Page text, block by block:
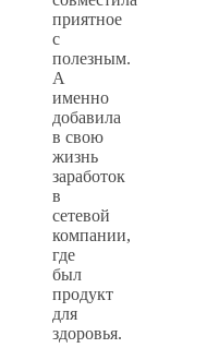
приятное
с
полезным.
А
именно
добавила
в свою
жизнь
заработок
в
сетевой
компании,
где
был
продукт
для
здоровья.